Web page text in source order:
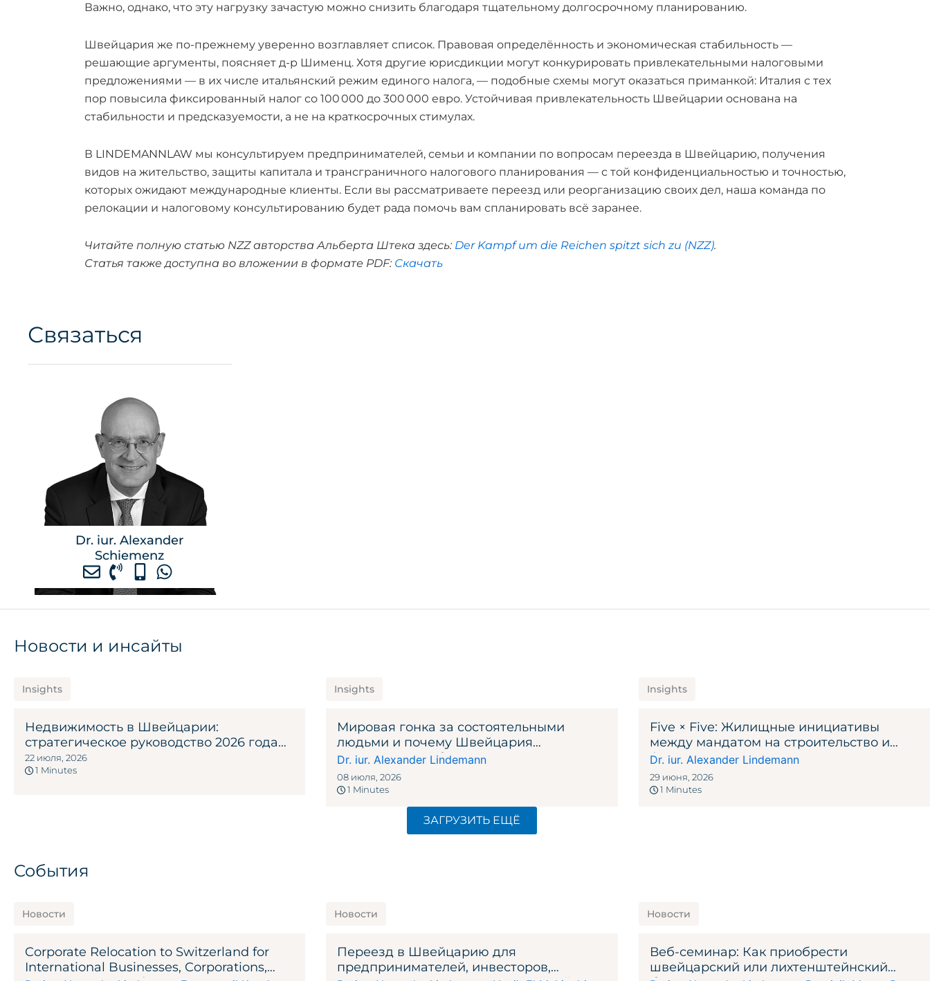
Важно, однако, что эту нагрузку зачастую можно снизить благодаря тщательному долгосрочному планированию.
Швейцария же по-прежнему уверенно возглавляет список. Правовая определённость и экономическая стабильность —
решающие аргументы, поясняет д-р Шименц. Хотя другие юрисдикции могут конкурировать привлекательными налоговыми
предложениями — в их числе итальянский режим единого налога, — подобные схемы могут оказаться приманкой: Италия с тех
пор повысила фиксированный налог со 100 000 до 300 000 евро. Устойчивая привлекательность Швейцарии основана на
стабильности и предсказуемости, а не на краткосрочных стимулах.
В LINDEMANNLAW мы консультируем предпринимателей, семьи и компании по вопросам переезда в Швейцарию, получения
видов на жительство, защиты капитала и трансграничного налогового планирования — с той конфиденциальностью и точностью,
которых ожидают международные клиенты. Если вы рассматриваете переезд или реорганизацию своих дел, наша команда по
релокации и налоговому консультированию будет рада помочь вам спланировать всё заранее.
Читайте полную статью NZZ авторства Альберта Штека здесь: Der Kampf um die Reichen spitzt sich zu (NZZ).
Статья также доступна во вложении в формате PDF: Скачать
Связаться
Dr. iur. Alexander
Schiemenz
Новости и инсайты
Insights
Недвижимость в Швейцарии:
стратегическое руководство 2026 года
для международных инвесторов
22 июля, 2026
1 Minutes
Insights
Мировая гонка за состоятельными
людьми и почему Швейцария
продолжает побеждать
Dr. iur. Alexander Lindemann
08 июля, 2026
1 Minutes
Insights
Five × Five: Жилищные инициативы
между мандатом на строительство и
федеральным правом
Dr. iur. Alexander Lindemann
29 июня, 2026
1 Minutes
ЗАГРУЗИТЬ ЕЩЁ
События
Новости
Corporate Relocation to Switzerland for
International Businesses, Corporations,
Новости
Переезд в Швейцарию для
предпринимателей, инвесторов,
Новости
Веб-семинар: Как приобрести
швейцарский или лихтенштейнский